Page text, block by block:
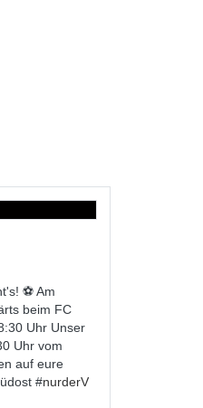
⚽ Am
beim FC
Uhr Unser
Uhr vom
auf eure
üdost #nurderV